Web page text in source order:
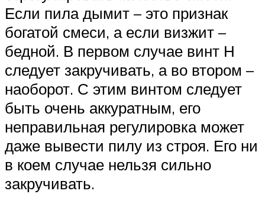
Если пила дымит – это признак
богатой смеси, а если визжит –
бедной. В первом случае винт Н
следует закручивать, а во втором –
наоборот. С этим винтом следует
быть очень аккуратным, его
неправильная регулировка может
даже вывести пилу из строя. Его ни
в коем случае нельзя сильно
закручивать.